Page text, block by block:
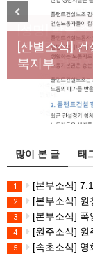
[성명] 막을
년노동자 사
대책 마련하
[산별소식]
북지부
Previous
많이 본 글 태
1 [본부소식]
2 [본부소식] 원청교섭 원
3 [본부소식] 폭염
4 [원주소식] 원
5 [속초소식] 영